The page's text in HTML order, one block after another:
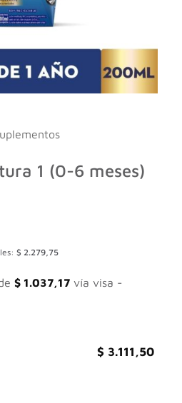
1 (0-6 meses)
$ 2.279,75
$1.037,17vía visa -
$ 3.111,50